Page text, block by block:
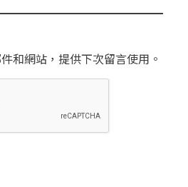
和網站，提供下次留言使用。